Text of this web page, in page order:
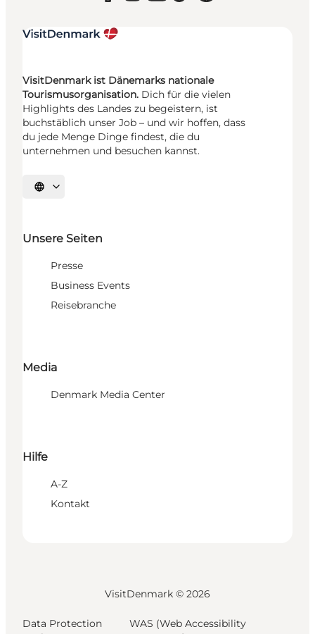
VisitDenmark ist Dänemarks nationale
Tourismusorganisation. Dich für die vielen
Highlights des Landes zu begeistern, ist
buchstäblich unser Job – und wir hoffen, dass
du jede Menge Dinge findest, die du
unternehmen und besuchen kannst.
Sprache auswählen
Unsere Seiten
Presse
Business Events
Reisebranche
Media
Denmark Media Center
Hilfe
A-Z
Kontakt
VisitDenmark © 2026
Data Protection
WAS (Web Accessibility